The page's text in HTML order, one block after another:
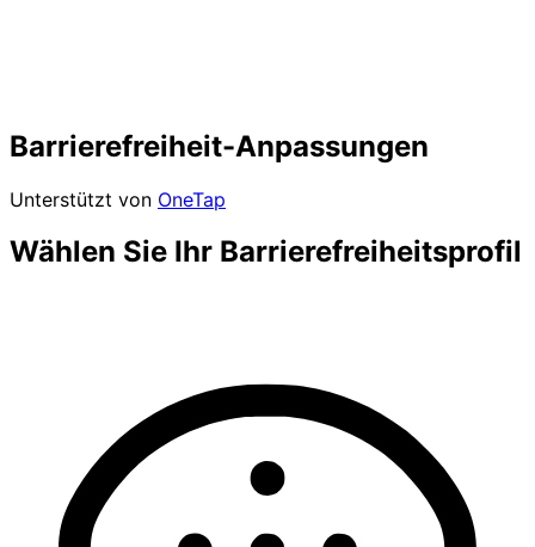
Barrierefreiheit-Anpassungen
Unterstützt von OneTap
Wählen Sie Ihr Barrierefreiheitsprofil